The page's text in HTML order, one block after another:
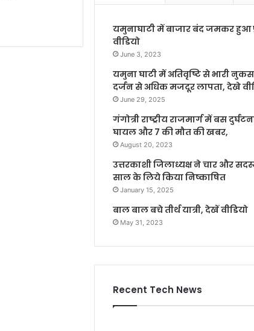
यमुनाघाटी में बाजार बंद जमकर हुआ
वीडियो
June 3, 2023
यमुना घाटी में अतिवृष्टि से भारी
दर्जन से अधिक मजदूर लापता, देखे
June 29, 2025
गंगोत्री राष्ट्रीय राजमार्ग में बस
घायल और 7 की मौत की खबर,
August 20, 2023
उत्तरकाशी जिलाध्यक्ष ने चार और
साल के लिये किया निष्काषित
January 15, 2025
बाल बाल बचे तीर्थ यात्री, देखें वीडियो
May 31, 2023
Recent Tech News